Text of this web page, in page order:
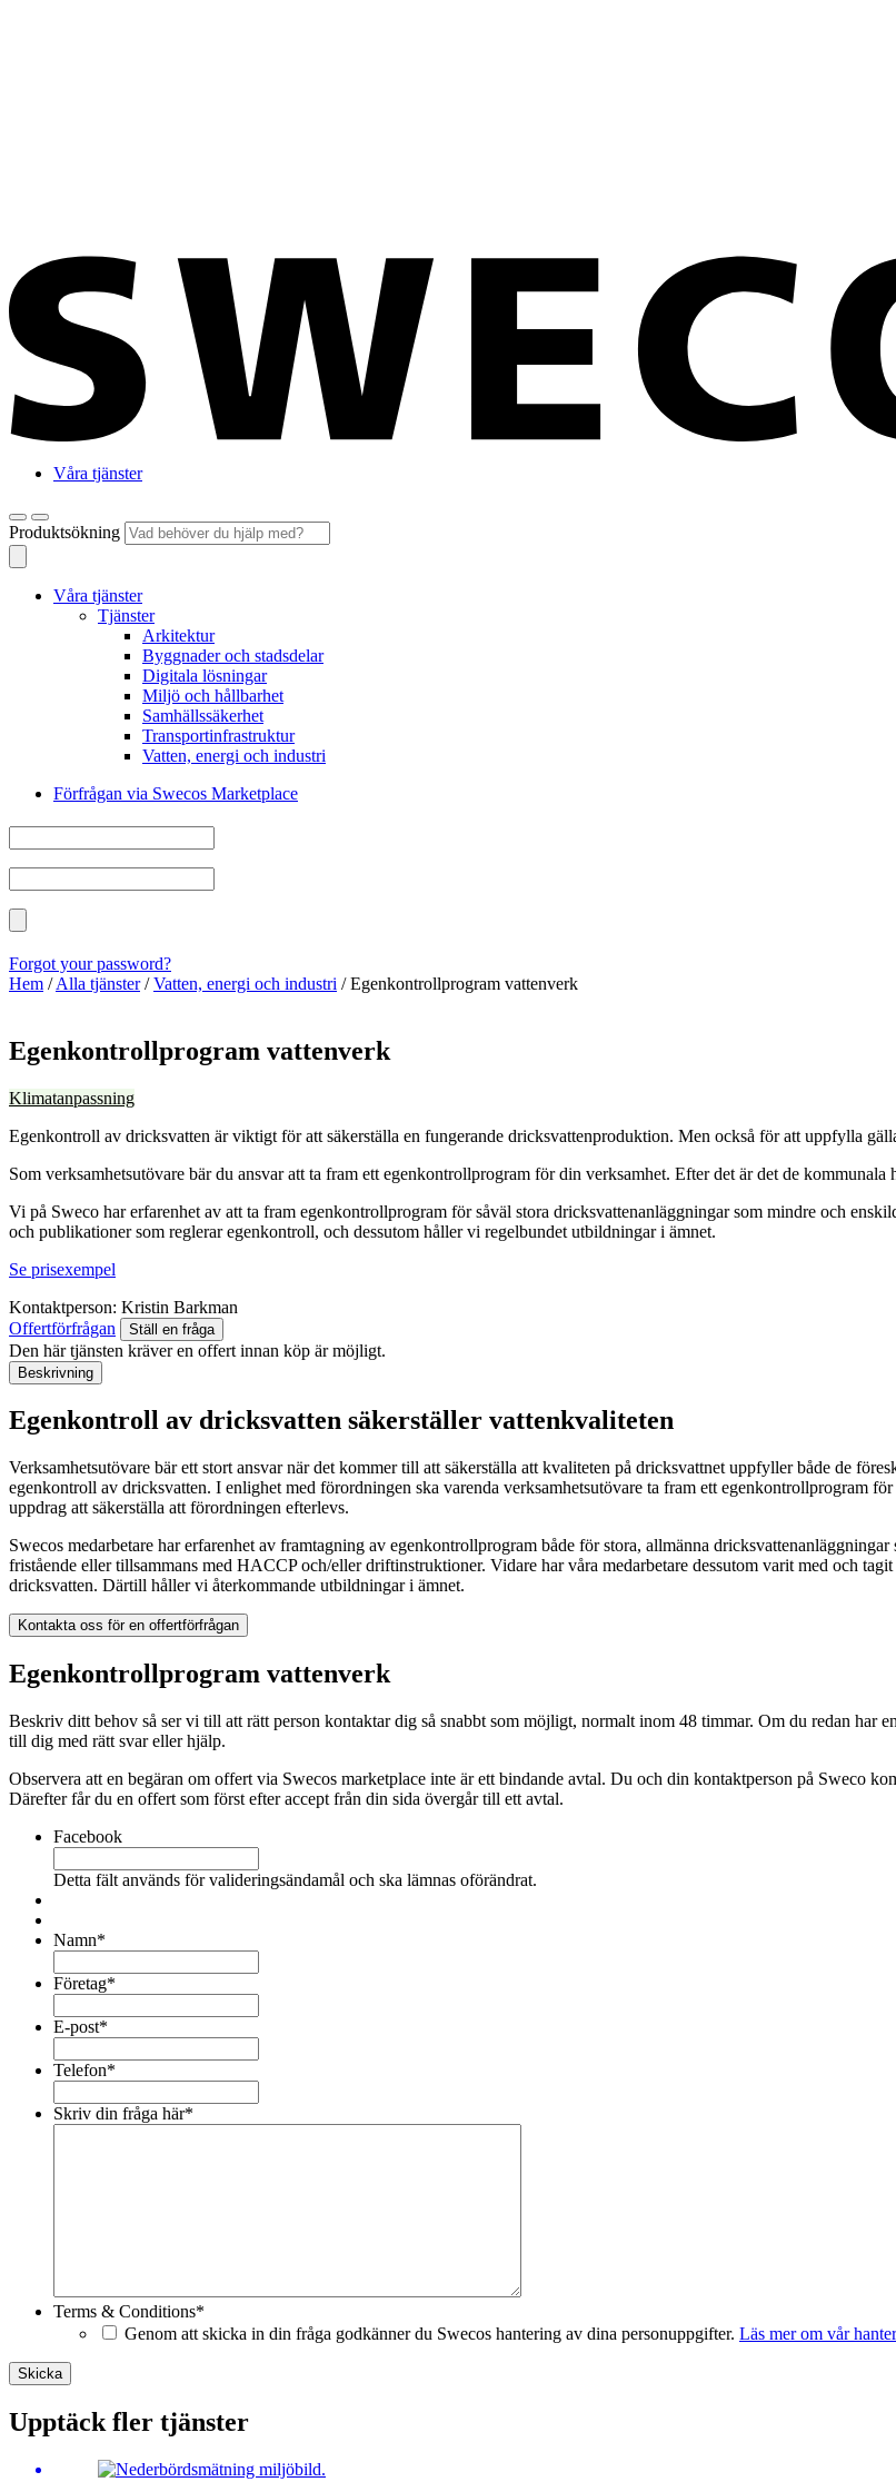
Våra tjänster
Produktsökning
Våra tjänster
Tjänster
Arkitektur
Byggnader och stadsdelar
Digitala lösningar
Miljö och hållbarhet
Samhällssäkerhet
Transportinfrastruktur
Vatten, energi och industri
Förfrågan via Swecos Marketplace
Forgot your password?
Hem /Alla tjänster/Vatten, energi och industri /Egenkontrollprogram vattenverk
Egenkontrollprogram vattenverk
Klimatanpassning
Egenkontroll av dricksvatten är viktigt för att säkerställa en fungerande dricksvattenproduktion. Men också för att uppfylla
Som verksamhetsutövare bär du ansvar att ta fram ett egenkontrollprogram för din verksamhet. Efter det är det de
Vi på Sweco har erfarenhet av att ta fram egenkontrollprogram för såväl stora dricksvattenanläggningar som mindre och
och publikationer som reglerar egenkontroll, och dessutom håller vi regelbundet utbildningar i ämnet.
Se prisexempel
Kontaktperson: Kristin Barkman
Offertförfrågan
Ställ en fråga
Den här tjänsten kräver en offert innan köp är möjligt.
Beskrivning
Egenkontroll av dricksvatten säkerställer vattenkvaliteten
Verksamhetsutövare bär ett stort ansvar när det kommer till att säkerställa att kvaliteten på dricksvattnet uppfyller både de
egenkontroll av dricksvatten. I enlighet med förordningen ska varenda verksamhetsutövare ta fram ett egenkontrollprogram
uppdrag att säkerställa att förordningen efterlevs.
Swecos medarbetare har erfarenhet av framtagning av egenkontrollprogram både för stora, allmänna
fristående eller tillsammans med HACCP och/eller driftinstruktioner. Vidare har våra medarbetare dessutom varit med och
dricksvatten. Därtill håller vi återkommande utbildningar i ämnet.
Kontakta oss för en offertförfrågan
Egenkontrollprogram vattenverk
Beskriv ditt behov så ser vi till att rätt person kontaktar dig så snabbt som möjligt, normalt inom 48 timmar. Om du redan har
till dig med rätt svar eller hjälp.
Observera att en begäran om offert via Swecos marketplace inte är ett bindande avtal. Du och din kontaktperson på Sweco
Därefter får du en offert som först efter accept från din sida övergår till ett avtal.
Facebook
Detta fält används för valideringsändamål och ska lämnas oförändrat.
Namn*
Företag*
E-post*
Telefon*
Skriv din fråga här*
Terms & Conditions*
Genom att skicka in din fråga godkänner du Swecos hantering av dina personuppgifter. Läs mer om vår
Skicka
Upptäck fler tjänster